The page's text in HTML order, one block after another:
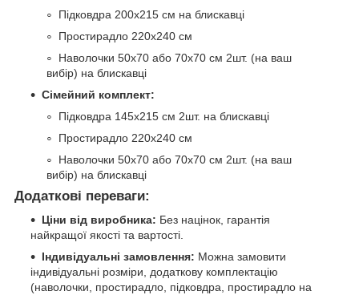
Підковдра 200х215 см на блискавці
Простирадло 220х240 см
Наволочки 50х70 або 70х70 см 2шт. (на ваш
вибір) на блискавці
Сімейний комплект:
Підковдра 145х215 см 2шт. на блискавці
Простирадло 220х240 см
Наволочки 50х70 або 70х70 см 2шт. (на ваш
вибір) на блискавці
Додаткові переваги:
Ціни від виробника: Без націнок, гарантія
найкращої якості та вартості.
Індивідуальні замовлення: Можна замовити
індивідуальні розміри, додаткову комплектацію
(наволочки, простирадло, підковдра, простирадло на